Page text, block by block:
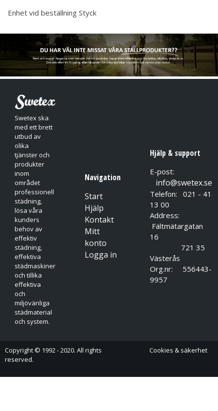
Enhet vid beställning Styck
Swetex ska
med ett brett
utbud av
olika
tjänster och
produkter
inom
området
professionell
städning,
lösa våra
kunders
behov av
effektiv
städning,
effektiva
städmaskiner
och tillika
effektiva
och
miljövänliga
städmaterial
och system.
Navigation
Start
Hjälp
Kontakt
Mitt
konto
Logga in
Hjälp & support
E-post:
info@swetex.se
Telefon: 021 - 41
13 00
Address:
Fältmätargatan
16
721 35
Västerås
Org.nr: 556443-
9957
Copyright © 1992 - 2020. All rights
reserved.
Cookies & säkerhet